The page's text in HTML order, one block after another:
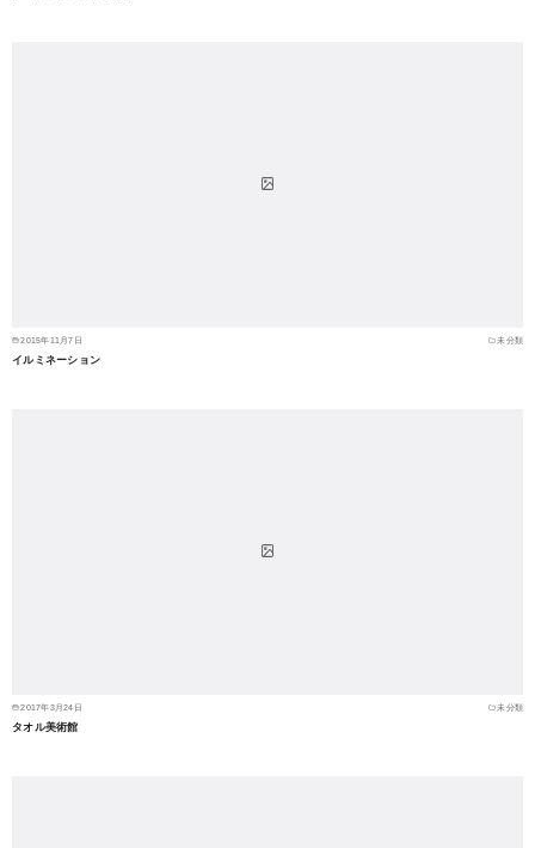
2015年11月7日 未分類
イルミネーション
2017年3月24日 未分類
タオル美術館